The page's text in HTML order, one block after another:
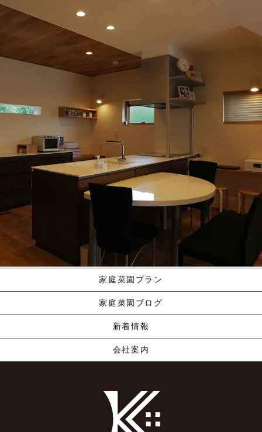
資料請求する
くりやま建築のこだわり
家庭菜園プラン
家庭菜園ブログ
新着情報
会社案内